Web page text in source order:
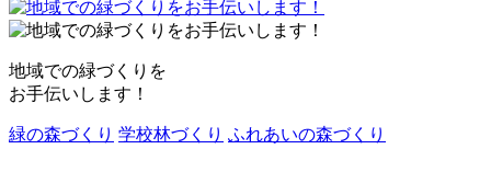
地域での緑づくりを
お手伝いします！
緑の森づくり 学校林づくり ふれあいの森づくり